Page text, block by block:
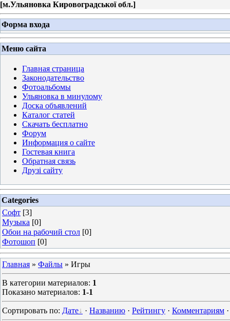
[м.Ульяновка Кировоградської обл.]
Форма входа
Меню сайта
Главная страница
Законодательство
Фотоальбомы
Ульяновка в минулому
Доска объявлений
Каталог статей
Скачать бесплатно
Форум
Информация о сайте
Гостевая книга
Обратная связь
Друзі сайту
Categories
Софт [3]
Музыка [0]
Обои на рабочий стол [0]
Фотошоп [0]
Главная » Файлы » Игры
В категории материалов: 1
Показано материалов: 1-1
Сортировать по: Дате · Названию · Рейтингу · Комментариям